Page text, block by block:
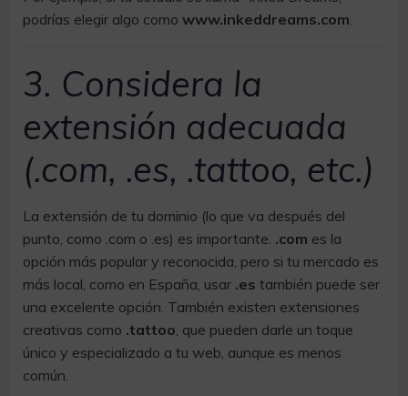
podrías elegir algo como www.inkeddreams.com
3. Considera la
extensión adecuada
(.com, .es, .tattoo, etc.)
La extensión de tu dominio (lo que va después del
punto, como .com o .es) es importante. .com es la
opción más popular y reconocida, pero si tu mercado es
más local, como en España, usar .es también puede ser
una excelente opción. También existen extensiones
creativas como .tattoo , que pueden darle un toque
único y especializado a tu web, aunque es menos
común.